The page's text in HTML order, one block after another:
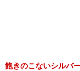
飽きのこないシルバ